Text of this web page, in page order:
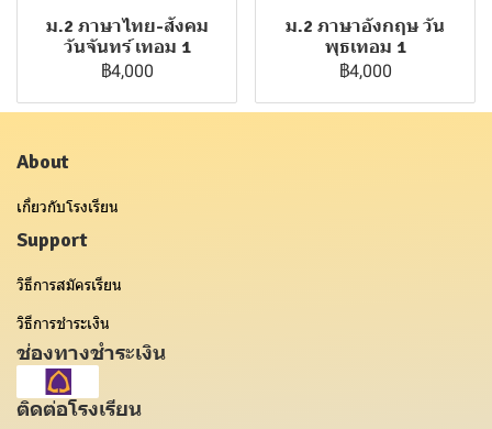
ม.2 ภาษาไทย-สังคม
วันจันทร์ เทอม 1
฿4,000
ม.2 ภาษาอังกฤษ วัน
พุธเทอม 1
฿4,000
About
เกี่ยวกับโรงเรียน
Support
วิธีการสมัครเรียน
วิธีการชำระเงิน
ช่องทางชำระเงิน
ติดต่อโรงเรียน